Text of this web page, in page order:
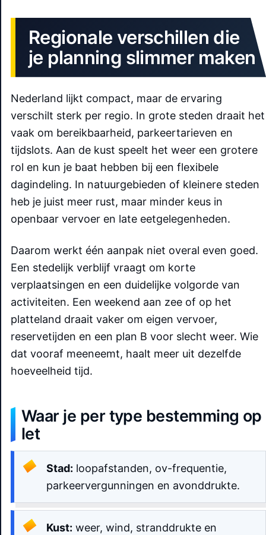
Regionale verschillen die
je planning slimmer maken
Nederland lijkt compact, maar de ervaring
verschilt sterk per regio. In grote steden draait het
vaak om bereikbaarheid, parkeertarieven en
tijdslots. Aan de kust speelt het weer een grotere
rol en kun je baat hebben bij een flexibele
dagindeling. In natuurgebieden of kleinere steden
heb je juist meer rust, maar minder keus in
openbaar vervoer en late eetgelegenheden.
Daarom werkt één aanpak niet overal even goed.
Een stedelijk verblijf vraagt om korte
verplaatsingen en een duidelijke volgorde van
activiteiten. Een weekend aan zee of op het
platteland draait vaker om eigen vervoer,
reservetijden en een plan B voor slecht weer. Wie
dat vooraf meeneemt, haalt meer uit dezelfde
hoeveelheid tijd.
Waar je per type bestemming op
let
Stad: loopafstanden, ov-frequentie,
parkeervergunningen en avonddrukte.
Kust: weer, wind, stranddrukte en